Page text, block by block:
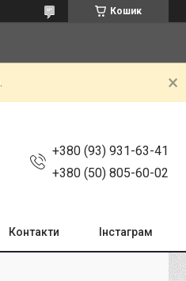
Кошик
+380 (93) 931-63-41
+380 (50) 805-60-02
Контакти Інстаграм